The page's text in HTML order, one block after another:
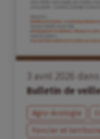
avril dans
Bulletin de
Agro-écologie
Foncier et